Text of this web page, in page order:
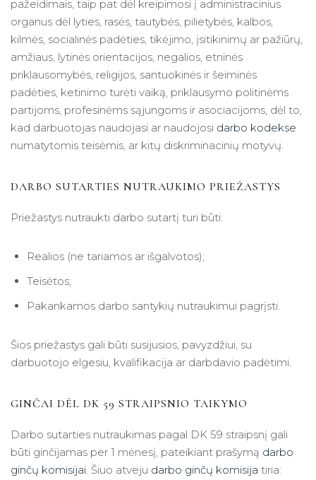
pažeidimais, taip pat dėl kreipimosi į administracinius
organus dėl lyties, rasės, tautybės, pilietybės, kalbos,
kilmės, socialinės padėties, tikėjimo, įsitikinimų ar pažiūrų,
amžiaus, lytinės orientacijos, negalios, etninės
priklausomybės, religijos, santuokinės ir šeiminės
padėties, ketinimo turėti vaiką, priklausymo politinėms
partijoms, profesinėms sąjungoms ir asociacijoms, dėl to,
kad darbuotojas naudojasi ar naudojosi darbo kodekse
numatytomis teisėmis, ar kitų diskriminacinių motyvų.
DARBO SUTARTIES NUTRAUKIMO PRIEŽASTYS
Priežastys nutraukti darbo sutartį turi būti:
Realios (ne tariamos ar išgalvotos);
Teisėtos;
Pakankamos darbo santykių nutraukimui pagrįsti.
Šios priežastys gali būti susijusios, pavyzdžiui, su
darbuotojo elgesiu, kvalifikacija ar darbdavio padėtimi.
GINČAI DĖL DK 59 STRAIPSNIO TAIKYMO
Darbo sutarties nutraukimas pagal DK 59 straipsnį gali
būti ginčijamas per 1 mėnesį, pateikiant prašymą darbo
ginčų komisijai. Šiuo atveju darbo ginčų komisija tiria: